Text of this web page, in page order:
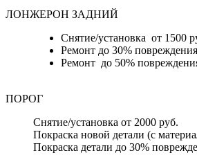
ЛОНЖЕРОН ЗАДНИЙ
Снятие/установка от 1500
Ремонт до 30%
Ремонт до 50%
ПОРОГ
Снятие/установка от 2000 руб.
Покраска новой детали (с
Покраска детали до 30%